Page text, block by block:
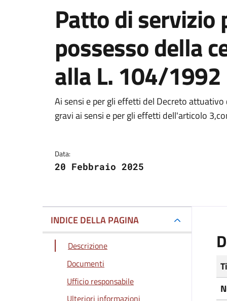
Patto di servizio
possesso della
alla L. 104/1992
Dettagli del
Ai sensi e per gli effetti del Decreto
gravi ai sensi e per gli effetti dell'articolo
Data:
20 Febbraio 2025
INDICE DELLA PAGINA
Descrizione
Documenti
Ufficio responsabile